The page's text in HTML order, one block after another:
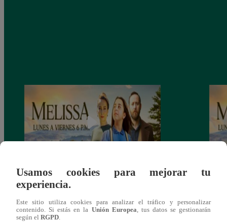
Melissa, Viernes 13 de diciembre – ver
capítulo final completo (online y español)
Usamos cookies para mejorar tu
experiencia.
Este sitio utiliza cookies para analizar el tráfico y personalizar
contenido. Si estás en la Unión Europea, tus datos se gestionarán
según el RGPD.